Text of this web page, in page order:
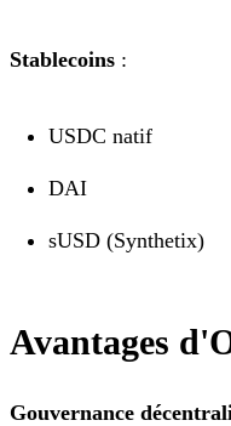
Stablecoins :
USDC natif
DAI
sUSD (Synthetix)
Avantages
Gouvernance